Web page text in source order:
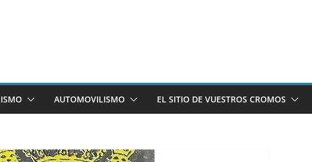
AUTOMOVILISMO EL SITIO DE VUESTROS CROMOS